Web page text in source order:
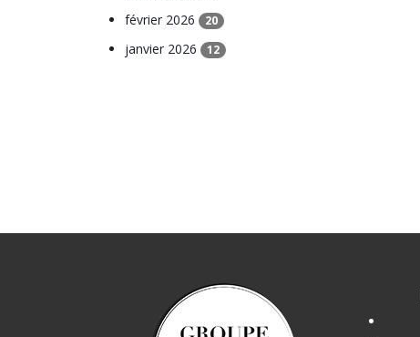
février 2026 20
janvier 2026 12